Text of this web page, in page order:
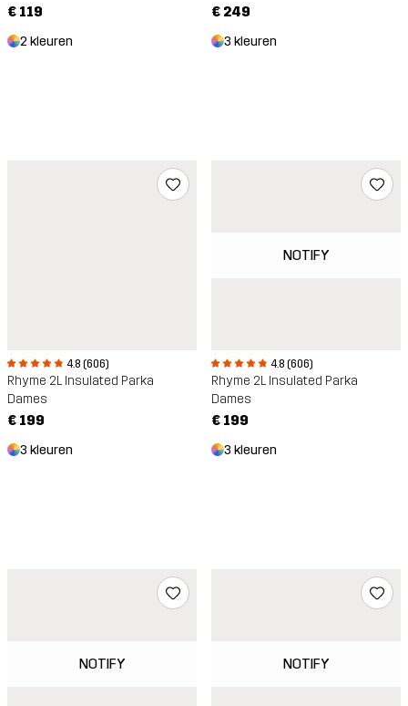
€ 119
2 kleuren
€ 249
3 kleuren
4.8 (606)
Rhyme 2L Insulated Parka
Dames
€ 199
3 kleuren
NOTIFY
4.8 (606)
Rhyme 2L Insulated Parka
Dames
€ 199
3 kleuren
NOTIFY NOTIFY